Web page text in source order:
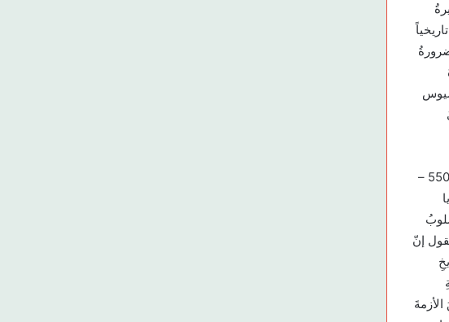
ضرورةُ
الهيمنةُ الآشوريةُ، التي دُفِنَت في التاريخِ مع بروزِ التحالفِ الميديِّ – البابليّ، قد تَركَت مَكانَها للسلالاتِ البرسيةِ (550 –
إنّ